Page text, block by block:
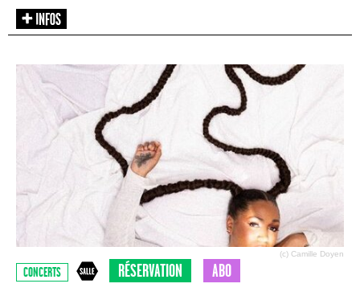
(c) Camille Doyen
CONCERTS RÉSERVATION ABO